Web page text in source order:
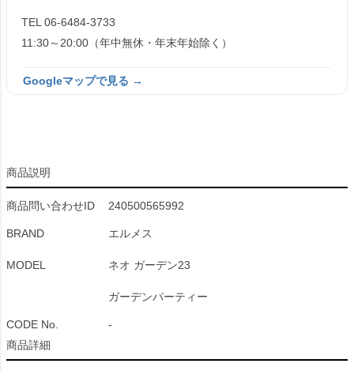
TEL 06-6484-3733
11:30～20:00（年中無休・年末年始除く）
Googleマップで見る →
商品説明
商品問い合わせID 240500565992
BRAND エルメス
MODEL ネオ ガーデン23
ガーデンパーティー
CODE No.
-
商品詳細